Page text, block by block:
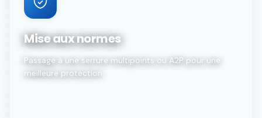
Mise aux normes
Passage à une serrure multipoints ou A2P pour une
meilleure protection.